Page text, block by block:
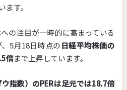
ます。
の注目が一時的に高まっている
5月18日時点の日経平均株価の
倍まで上昇しています。
指数）のPERは足元では18.7倍